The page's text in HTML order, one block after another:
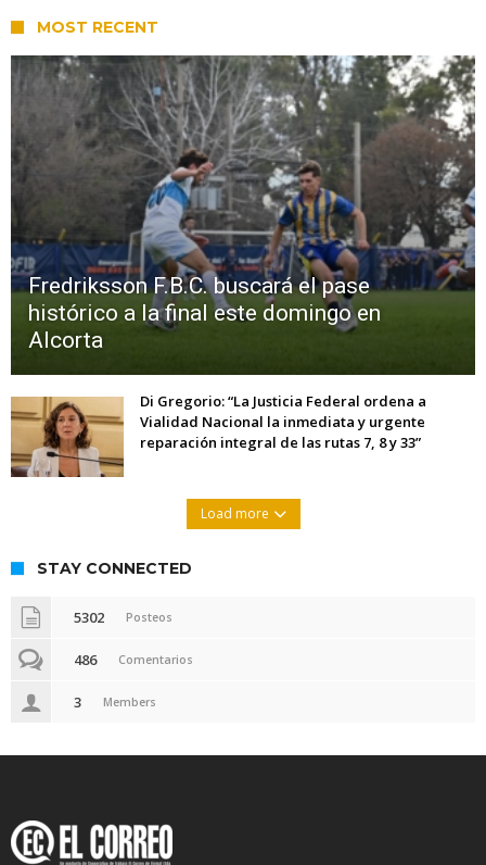
MOST RECENT
Fredriksson F.B.C. buscará el pase
histórico a la final este domingo en
Alcorta
Di Gregorio: “La Justicia Federal ordena a
Vialidad Nacional la inmediata y urgente
reparación integral de las rutas 7, 8 y 33”
Load more
STAY CONNECTED
5302 Posteos
486 Comentarios
3 Members